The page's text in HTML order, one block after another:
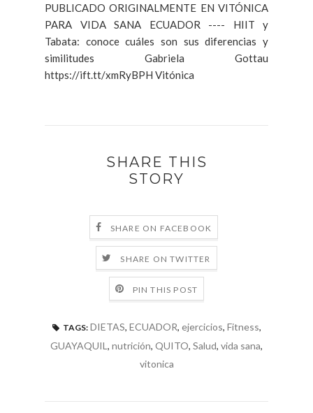
PUBLICADO ORIGINALMENTE EN VITÓNICA
PARA VIDA SANA ECUADOR ---- HIIT y
Tabata: conoce cuáles son sus diferencias y
similitudes Gabriela Gottau
https://ift.tt/xmRyBPH Vitónica
SHARE THIS
STORY
SHARE ON FACEBOOK
SHARE ON TWITTER
PIN THIS POST
TAGS: DIETAS, ECUADOR, ejercicios, Fitness,
GUAYAQUIL , nutrición, QUITO, Salud, vida sana,
vitonica